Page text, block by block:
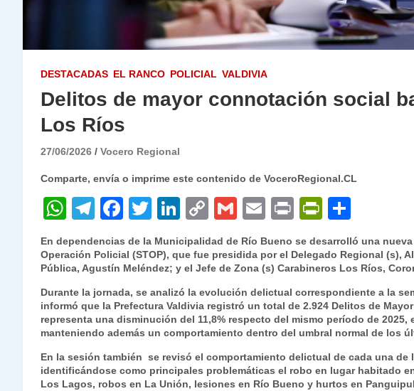
DESTACADAS EL RANCO POLICIAL VALDIVIA
Delitos de mayor connotación social
Los Ríos
27/06/2026 Vocero Regional
Comparte, envía o imprime este contenido de VoceroRegional.CL
W
at
s
A
p
p
T
el
e
gr
a
m
F
a
c
e
b
o
o
k
T
w
itt
er
Li
n
k
e
dI
n
C
o
p
y
Li
n
k
G
m
ai
l
E
m
ai
l
P
nt
P
nt
Fr
ie
n
dl
y
o
m
p
ar
tir
En dependencias de la Municipalidad de Río Bueno se desarrolló una
Operación Policial (STOP), que fue presidida por el Delegado Regional (s),
Pública, Agustín Meléndez; y el Jefe de Zona (s) Carabineros Los Ríos,
Durante la jornada, se analizó la evolución delictual correspondiente a la
informó que la Prefectura Valdivia registró un total de 2.924 Delitos de
representa una disminución del 11,8% respecto del mismo período de 2025,
manteniendo además un comportamiento dentro del umbral normal de los
En la sesión también se revisó el comportamiento delictual de cada una de
identificándose como principales problemáticas el robo en lugar habitado
Los Lagos, robos en La Unión, lesiones en Río Bueno y hurtos en